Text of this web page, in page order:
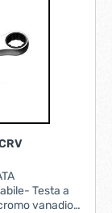
Testa a
vanadio-